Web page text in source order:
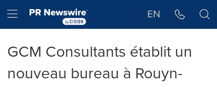
Hamburger menu EN
GCM Consultants établit un
nouveau bureau à Rouyn-